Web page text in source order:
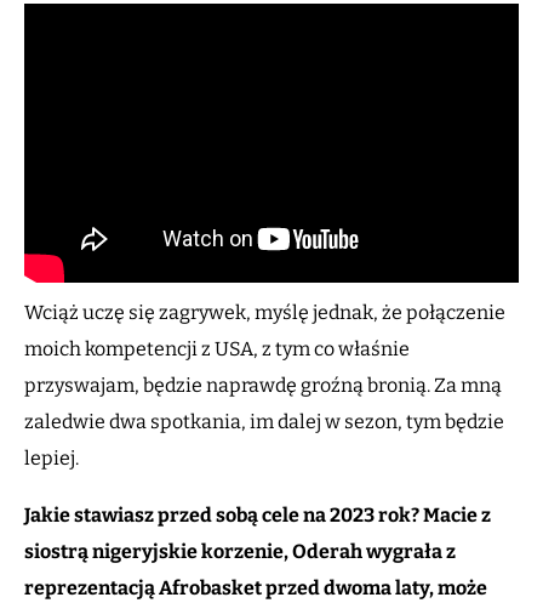
Wciąż uczę się zagrywek, myślę jednak, że połączenie
moich kompetencji z USA, z tym co właśnie
przyswajam, będzie naprawdę groźną bronią. Za mną
zaledwie dwa spotkania, im dalej w sezon, tym będzie
lepiej.
Jakie stawiasz przed sobą cele na 2023 rok? Macie z
siostrą nigeryjskie korzenie, Oderah wygrała z
reprezentacją Afrobasket przed dwoma laty, może